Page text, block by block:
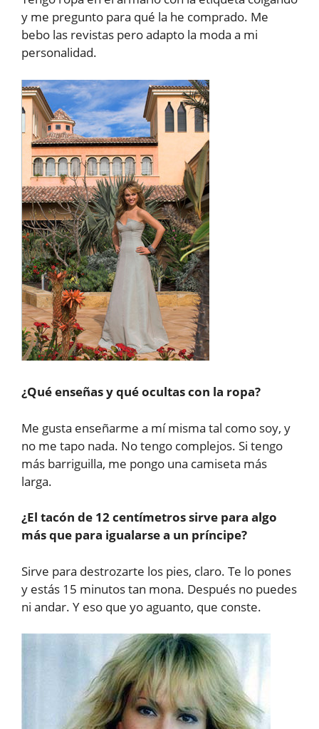
y me pregunto para qué la he comprado. Me
bebo las revistas pero adapto la moda a mi
personalidad.
¿Qué enseñas y qué ocultas con la ropa?
Me gusta enseñarme a mí misma tal como soy, y
no me tapo nada. No tengo complejos. Si tengo
más barriguilla, me pongo una camiseta más
larga.
¿El tacón de 12 centímetros sirve para algo
más que para igualarse a un príncipe?
Sirve para destrozarte los pies, claro. Te lo pones
y estás 15 minutos tan mona. Después no puedes
ni andar. Y eso que yo aguanto, que conste.